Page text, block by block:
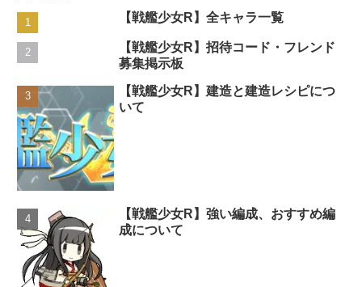
【戦艦少女R】全キャラ一覧
【戦艦少女R】招待コード・フレンド
募集掲示板
【戦艦少女R】建造と建造レシピにつ
いて
【戦艦少女R】強い編成、おすすめ編
成について